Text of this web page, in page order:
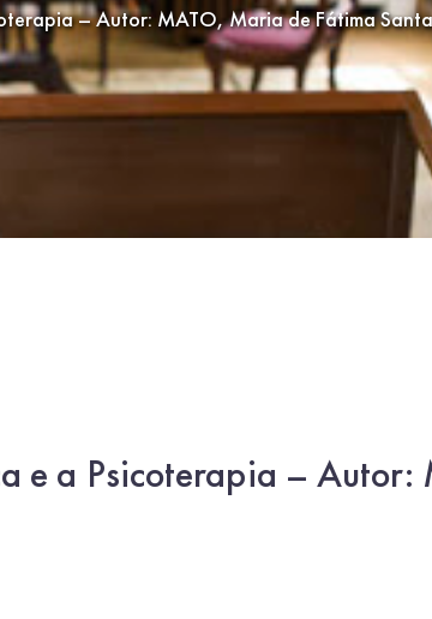
– Autor: MATO, Maria de Fátima
e a Psicoterapia –